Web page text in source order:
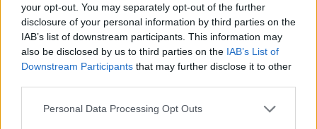
your opt-out. You may separately opt-out of the further
disclosure of your personal information by third parties on the
IAB’s list of downstream participants. This information may
also be disclosed by us to third parties on the IAB’s List of
Downstream Participants that may further disclose it to other
Personal Data Processing Opt Outs